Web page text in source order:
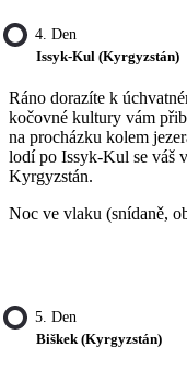
4. Den
Issyk-Kul (Kyrgyzstán)
Ráno dorazíte k
kočovné kultury vám
na procházku kolem
lodí po Issyk-Kul se váš
Kyrgyzstán.
Noc ve vlaku (snídaně,
5. Den
Biškek (Kyrgyzstán)